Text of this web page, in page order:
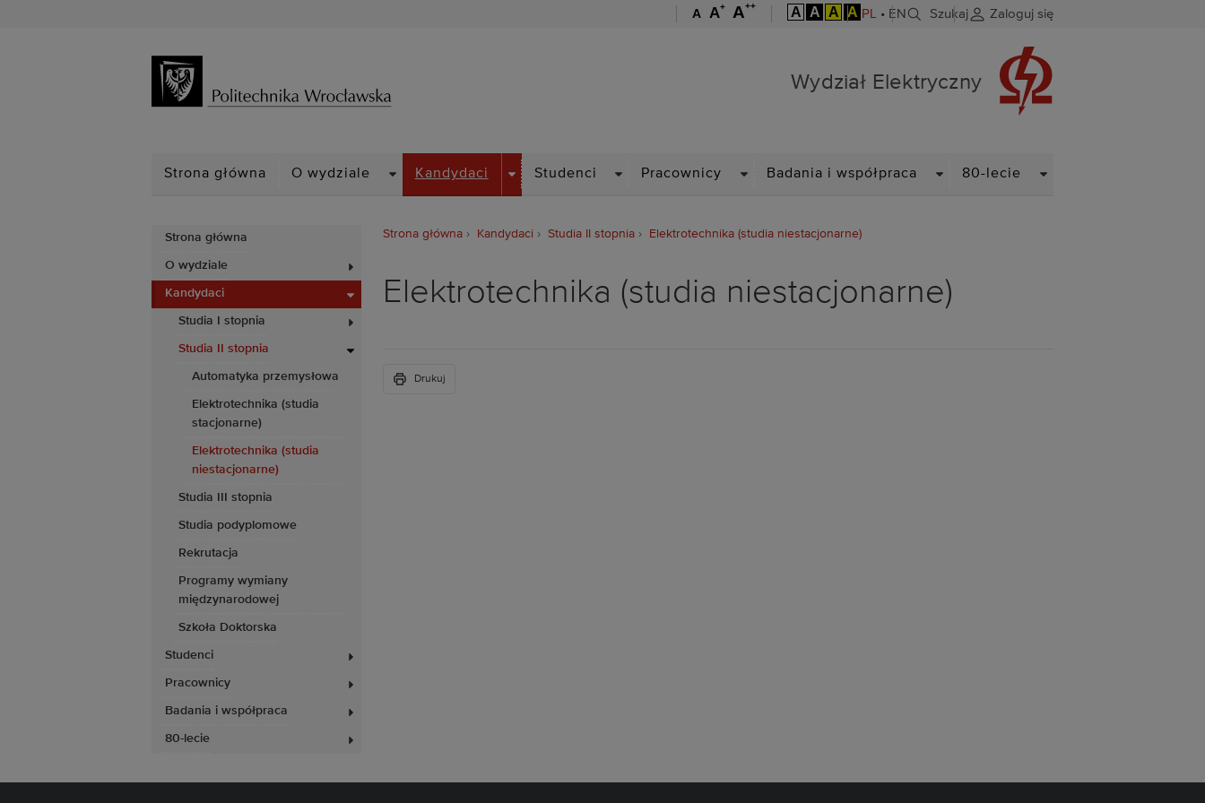
A A+ A++ A A A A PL • EN Szukaj Zaloguj się
Wydział Elektryczny
Strona główna O wydziale Kandydaci
DROPDOWN
Studenci Pracownicy Badania i współpraca 80-lecie
Strona główna
O wydziale
Kandydaci
Studia I stopnia
Studia II stopnia
Automatyka przemysłowa
Elektrotechnika (studia
stacjonarne)
Elektrotechnika (studia
niestacjonarne)
Studia III stopnia
Studia podyplomowe
Rekrutacja
Programy wymiany
międzynarodowej
Szkoła Doktorska
Studenci
Pracownicy
Badania i współpraca
80-lecie
Strona główna Kandydaci Studia II stopnia Elektrotechnika (studia niestacjonarne)
Elektrotechnika (studia niestacjonarne)
Drukuj